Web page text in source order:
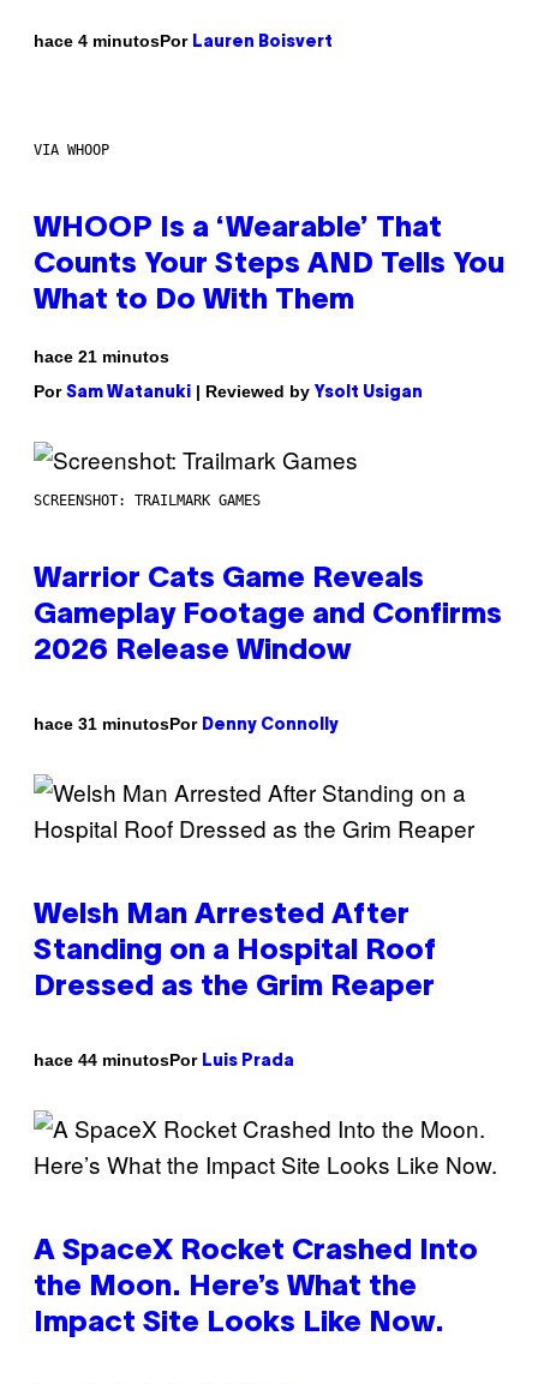
hace 4 minutosPor Lauren Boisvert
VIA WHOOP
WHOOP Is a ‘Wearable’ That
Counts Your Steps AND Tells You
What to Do With Them
hace 21 minutos
Por Sam Watanuki | Reviewed by Ysolt Usigan
SCREENSHOT: TRAILMARK GAMES
Warrior Cats Game Reveals
Gameplay Footage and Confirms
2026 Release Window
hace 31 minutosPor Denny Connolly
Welsh Man Arrested After
Standing on a Hospital Roof
Dressed as the Grim Reaper
hace 44 minutosPor Luis Prada
A SpaceX Rocket Crashed Into
the Moon. Here’s What the
Impact Site Looks Like Now.